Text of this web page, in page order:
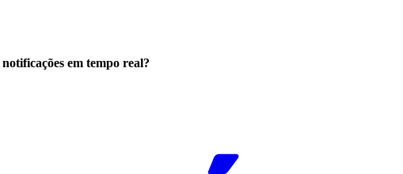
notificações em tempo real?